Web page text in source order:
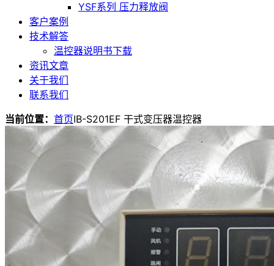
YSF系列 压力释放阀
客户案例
技术解答
温控器说明书下载
资讯文章
关于我们
联系我们
当前位置： 首页IB-S201EF 干式变压器温控器